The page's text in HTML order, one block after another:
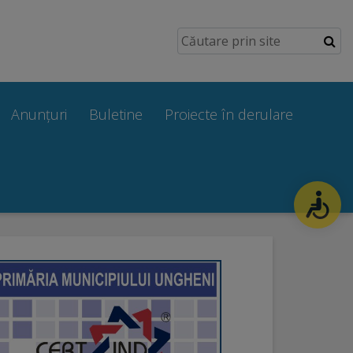
Anunțuri Buletine Proiecte în derulare